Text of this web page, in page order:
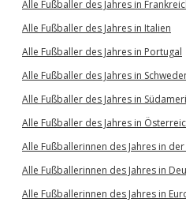
Alle Fußballer des Jahres in
Alle Fußballer des Jahres in Italien
Alle Fußballer des Jahres in Portugal
Alle Fußballer des Jahres in
Alle Fußballer des Jahres in
Alle Fußballer des Jahres in
Alle Fußballerinnen des Jahres in der
Alle Fußballerinnen des Jahres in
Alle Fußballerinnen des Jahres in